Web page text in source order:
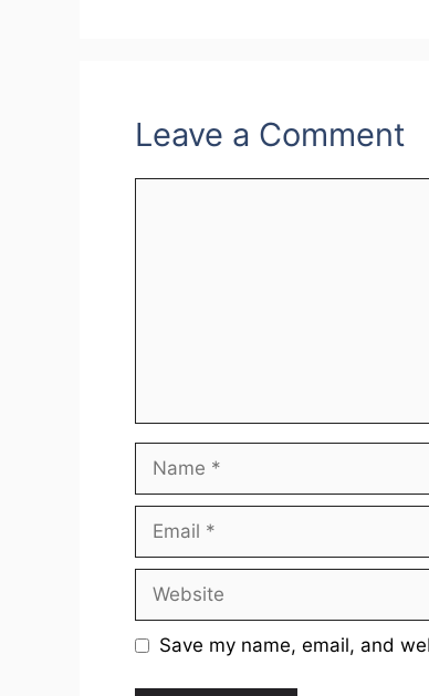
Leave a Comment
Name
Email
Website
Save my name, email, and